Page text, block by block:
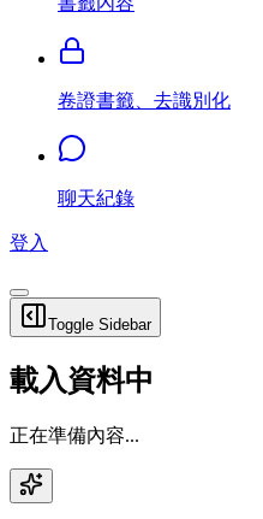
卷證書籤、去識別化
聊天紀錄
登入
Toggle Sidebar
載入資料中
正在準備內容...